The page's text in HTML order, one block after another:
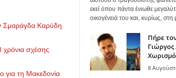
Σμαράγδα Καρύδη
σχέσης
για τη Μακεδονία
εκεί όπου πάντα ένιωθε
οικογένειά του και, κυρίως,
Πήρε
Γιώργος
8